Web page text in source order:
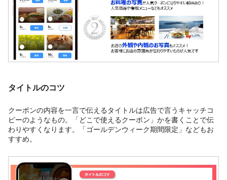
タイトルのコツ
クーポンの内容を一言で伝えるタイトルは広告で言うキャッチコ
ピーのようなもの。「どこで使えるクーポン」かを書くことで伝
わりやすくなります。「ゴールデンウィーク期間限定」などもお
すすめ。